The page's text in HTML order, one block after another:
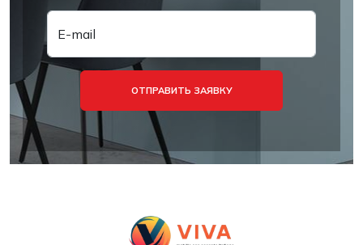
E-mail
ОТПРАВИТЬ ЗАЯВКУ